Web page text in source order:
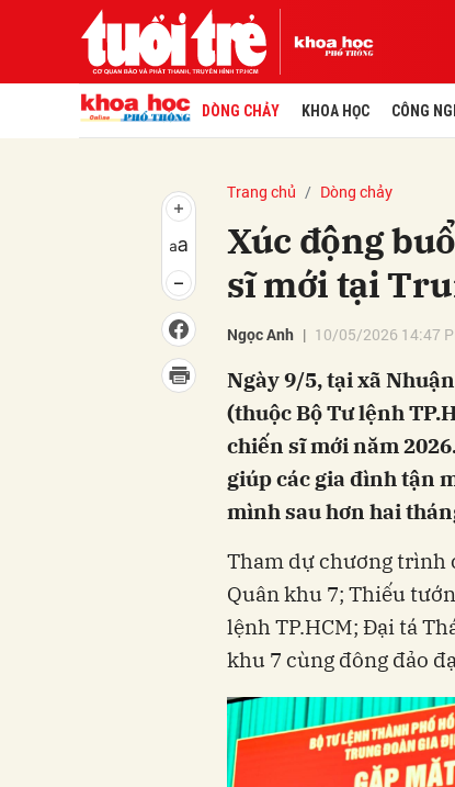
DÒNG CHẢY KHOA HỌC CÔNG
Trang chủ Dòng chảy
Xúc động
sĩ mới tại
Ngọc Anh 10/05/2026 14:47
Ngày 9/5, tại xã
(thuộc Bộ Tư lệnh
chiến sĩ mới năm
giúp các gia đình tận
mình sau hơn hai
Tham dự chương trình
Quân khu 7; Thiếu
lệnh TP.HCM; Đại tá
khu 7 cùng đông đảo